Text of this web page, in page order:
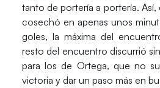
tanto de portería a portería.
cosechó en apenas unos
goles, la máxima del
resto del encuentro discurrió
para los de Ortega, que no
victoria y dar un paso más en